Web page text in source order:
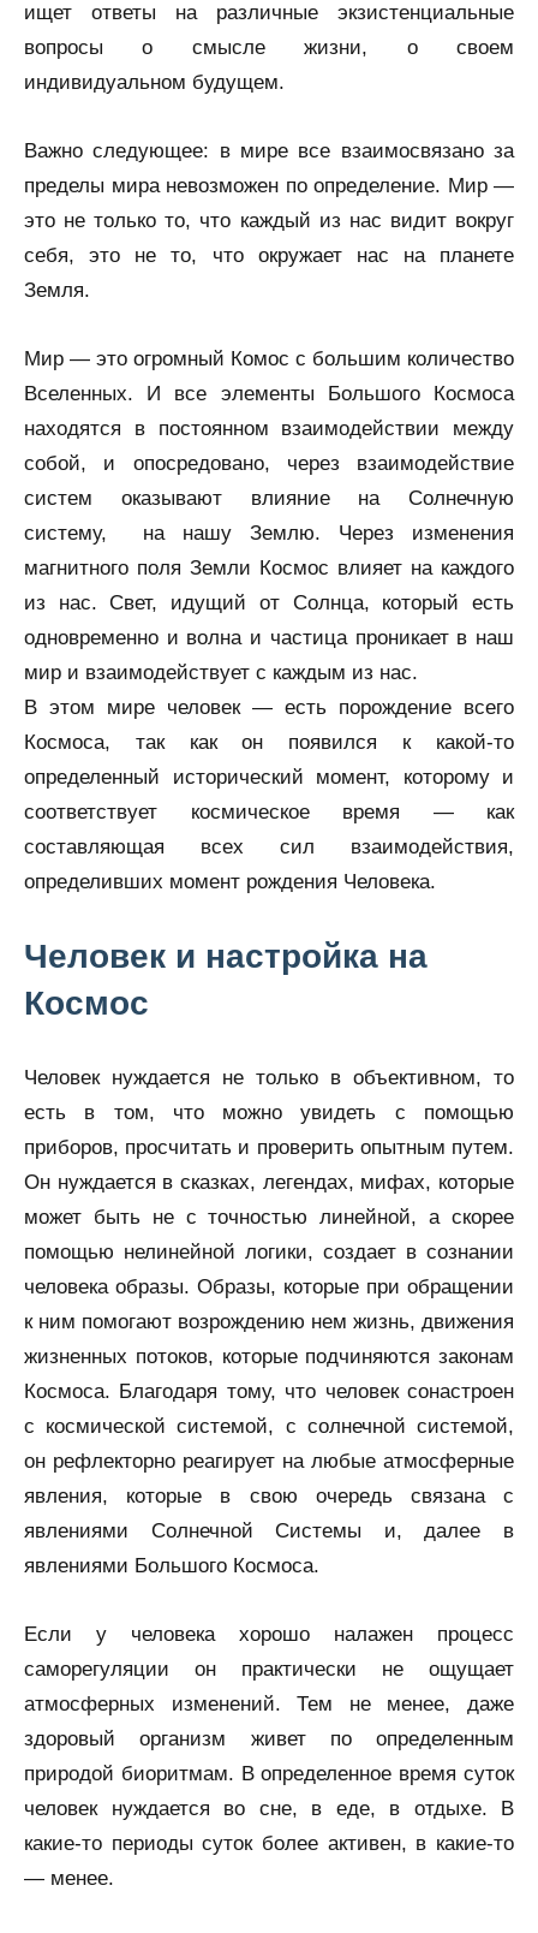
ищет ответы на различные экзистенциальные
вопросы о смысле жизни, о своем
индивидуальном будущем.
Важно следующее: в мире все взаимосвязано за
пределы мира невозможен по определение. Мир —
это не только то, что каждый из нас видит вокруг
себя, это не то, что окружает нас на планете
Земля.
Мир — это огромный Комос с большим количество
Вселенных. И все элементы Большого Космоса
находятся в постоянном взаимодействии между
собой, и опосредовано, через взаимодействие
систем оказывают влияние на Солнечную
систему, на нашу Землю. Через изменения
магнитного поля Земли Космос влияет на каждого
из нас. Свет, идущий от Солнца, который есть
одновременно и волна и частица проникает в наш
мир и взаимодействует с каждым из нас.
В этом мире человек — есть порождение всего
Космоса, так как он появился к какой-то
определенный исторический момент, которому и
соответствует космическое время — как
составляющая всех сил взаимодействия,
определивших момент рождения Человека.
Человек и настройка на
Космос
Человек нуждается не только в объективном, то
есть в том, что можно увидеть с помощью
приборов, просчитать и проверить опытным путем.
Он нуждается в сказках, легендах, мифах, которые
может быть не с точностью линейной, а скорее
помощью нелинейной логики, создает в сознании
человека образы. Образы, которые при обращении
к ним помогают возрождению нем жизнь, движения
жизненных потоков, которые подчиняются законам
Космоса. Благодаря тому, что человек сонастроен
с космической системой, с солнечной системой,
он рефлекторно реагирует на любые атмосферные
явления, которые в свою очередь связана с
явлениями Солнечной Системы и, далее в
явлениями Большого Космоса.
Если у человека хорошо налажен процесс
саморегуляции он практически не ощущает
атмосферных изменений. Тем не менее, даже
здоровый организм живет по определенным
природой биоритмам. В определенное время суток
человек нуждается во сне, в еде, в отдыхе. В
какие-то периоды суток более активен, в какие-то
— менее.